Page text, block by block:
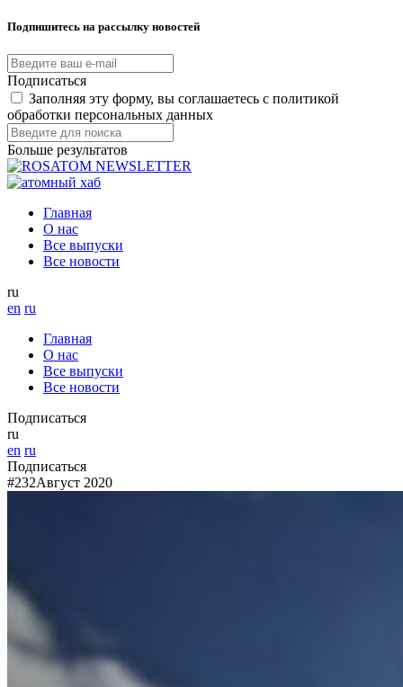
Подпишитесь на рассылку новостей
Подписаться
Заполняя эту форму, вы соглашаетесь с политикой
обработки персональных данных
Больше результатов
Главная
О нас
Все выпуски
Все новости
ru
en ru
Главная
О нас
Все выпуски
Все новости
Подписаться
ru
en ru
Подписаться
#232Август 2020